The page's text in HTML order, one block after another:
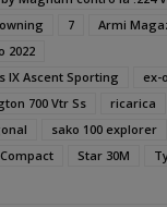
7
Armi
2022
IX Ascent Sporting
ex-
700 Vtr Ss
ricarica
sako 100 explorer
Star 30M